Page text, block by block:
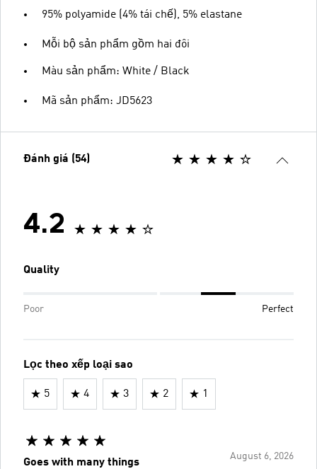
95% polyamide (4% tái chế), 5% elastane
Mỗi bộ sản phẩm gồm hai đôi
Màu sản phẩm: White / Black
Mã sản phẩm: JD5623
Đánh giá (54)
4.2
Quality
Poor Perfect
Lọc theo xếp loại sao
5 4 3 2 1
August 6, 2026
Goes with many things